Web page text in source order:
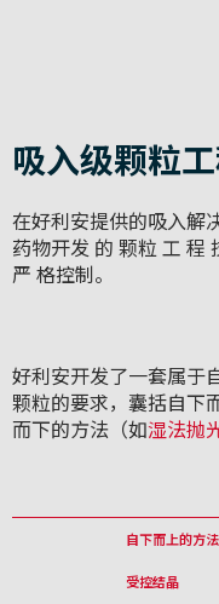
吸入级颗粒
在好利安提供的吸入解
药物开发 的 颗粒 工 程
严 格控制。
好利安开发了一套属于
颗粒的要求，囊括自下
而下的方法（如湿法抛
自下而上的方法
受控结晶